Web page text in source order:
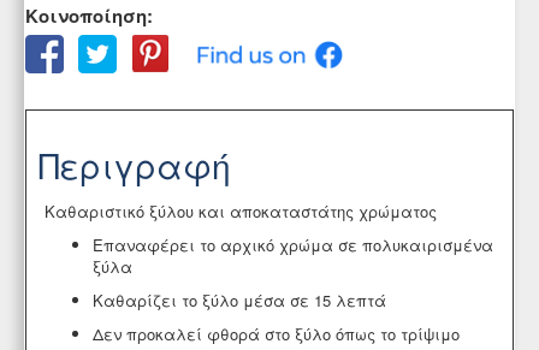
Κοινοποίηση:
Περιγραφή
Καθαριστικό ξύλου και αποκαταστάτης χρώματος
Επαναφέρει το αρχικό χρώμα σε πολυκαιρισμένα
ξύλα
Καθαρίζει το ξύλο μέσα σε 15 λεπτά
Δεν προκαλεί φθορά στο ξύλο όπως το τρίψιμο